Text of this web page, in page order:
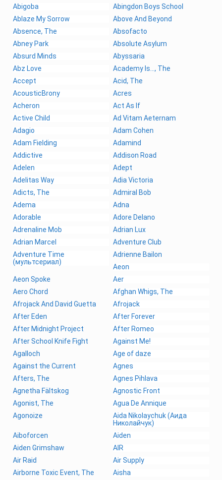
Abigoba
Abingdon Boys School
Ablaze My Sorrow
Above And Beyond
Absence, The
Absofacto
Abney Park
Absolute Asylum
Absurd Minds
Abyssaria
Abz Love
Academy Is..., The
Accept
Acid, The
AcousticBrony
Acres
Acheron
Act As If
Active Child
Ad Vitam Aeternam
Adagio
Adam Cohen
Adam Fielding
Adamind
Addictive
Addison Road
Adelen
Adept
Adelitas Way
Adia Victoria
Adicts, The
Admiral Bob
Adema
Adna
Adorable
Adore Delano
Adrenaline Mob
Adrian Lux
Adrian Marcel
Adventure Club
Adventure Time
(мультсериал)
Adrienne Bailon
Aeon
Aeon Spoke
Aer
Aero Chord
Afghan Whigs, The
Afrojack And David Guetta
Afrojack
After Eden
After Forever
After Midnight Project
After Romeo
After School Knife Fight
Against Me!
Agalloch
Age of daze
Against the Current
Agnes
Afters, The
Agnes Pihlava
Agnetha Fältskog
Agnostic Front
Agonist, The
Agua De Annique
Agonoize
Aida Nikolaychuk (Аида
Николайчук)
Aiboforcen
Aiden
Aiden Grimshaw
AIR
Air Raid
Air Supply
Airborne Toxic Event, The
Aisha